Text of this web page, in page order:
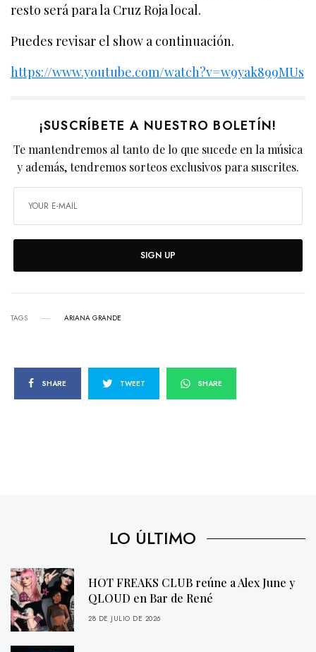
resto será para la Cruz Roja local.
Puedes revisar el show a continuación.
https://www.youtube.com/watch?v=w9yak899MUs
¡SUSCRÍBETE A NUESTRO BOLETÍN!
Te mantendremos al tanto de lo que sucede en la música
y además, tendremos sorteos exclusivos para suscrites.
SIGN UP
TAGS ARIANA GRANDE
SHARE TWEET SHARE
LO ÚLTIMO
HOT FREAKS CLUB reúne a Alex June y
QLOUD en Bar de René
28 DE JULIO DE 2026